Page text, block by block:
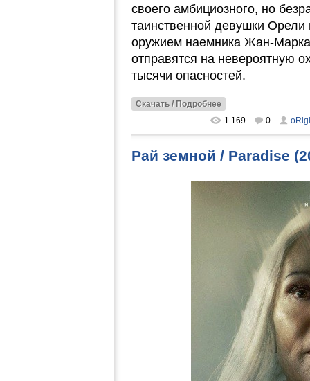
своего амбициозного, но
таинственной девушки Орели
оружием наемника Жан-
отправятся на невероятную
тысячи опасностей.
Скачать / Подробнее
1 169
0 oRigi
Рай земной / Paradise